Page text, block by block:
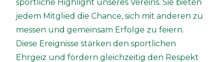
sportliche Highlight unseres Vereins. Sie bieten
jedem Mitglied die Chance, sich mit anderen zu
messen und gemeinsam Erfolge zu feiern.
Diese Ereignisse stärken den sportlichen
Ehrgeiz und fördern gleichzeitig den Respekt